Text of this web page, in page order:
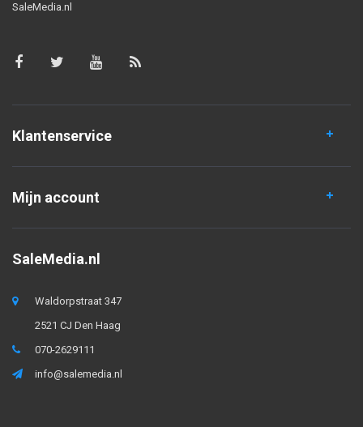
SaleMedia.nl
Klantenservice
Mijn account
SaleMedia.nl
Waldorpstraat 347
2521 CJ Den Haag
070-2629111
info@salemedia.nl